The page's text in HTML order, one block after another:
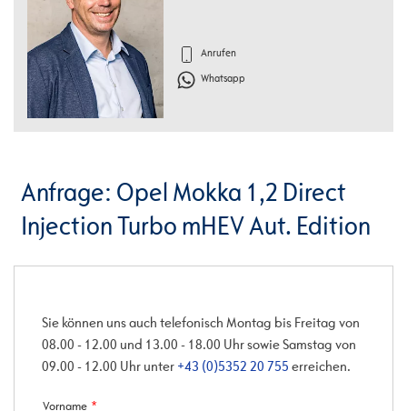
Anrufen
Whatsapp
Anfrage: Opel Mokka 1,2 Direct
Injection Turbo mHEV Aut. Edition
Sie können uns auch telefonisch Montag bis Freitag von
08.00 - 12.00 und 13.00 - 18.00 Uhr sowie Samstag von
09.00 - 12.00 Uhr unter +43 (0)5352 20 755 erreichen.